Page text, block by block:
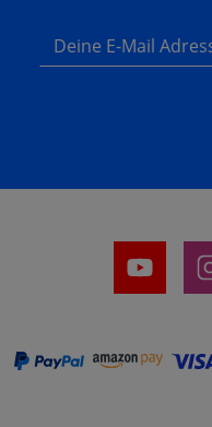
Deine E-Mail Adresse